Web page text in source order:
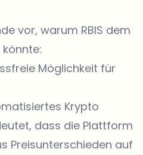
vor, warum RBIS dem
Möglichkeit für
Krypto
dass die Plattform
Preisunterschieden auf